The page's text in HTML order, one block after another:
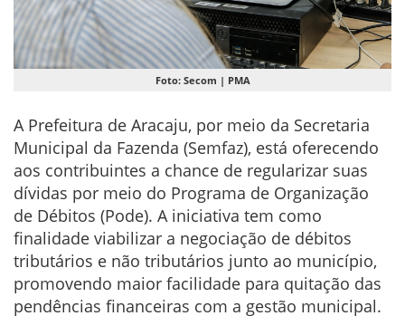
Foto: Secom | PMA
A Prefeitura de Aracaju, por meio da Secretaria
Municipal da Fazenda (Semfaz), está oferecendo
aos contribuintes a chance de regularizar suas
dívidas por meio do Programa de Organização
de Débitos (Pode). A iniciativa tem como
finalidade viabilizar a negociação de débitos
tributários e não tributários junto ao município,
promovendo maior facilidade para quitação das
pendências financeiras com a gestão municipal.